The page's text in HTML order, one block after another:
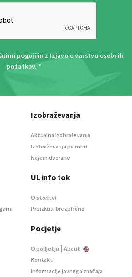
pogoji in z Izjavo o varstvu osebnih
podatkov. *
Izobraževanja
Aktualna izobraževanja
Izobraževanja po meri
Najem dvorane
UL info tok
O storitvi
Preizkusi brezplačno
Podjetje
O podjetju | About
Kontakt
Informacije javnega značaja